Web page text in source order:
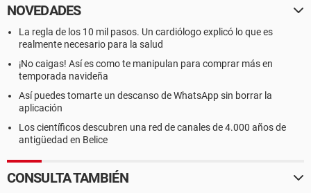
NOVEDADES
La regla de los 10 mil pasos. Un cardiólogo explicó lo que es
realmente necesario para la salud
¡No caigas! Así es como te manipulan para comprar más en
temporada navideña
Así puedes tomarte un descanso de WhatsApp sin borrar la
aplicación
Los científicos descubren una red de canales de 4.000 años de
antigüedad en Belice
CONSULTA TAMBIÉN